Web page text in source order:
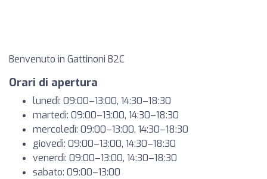
Benvenuto in Gattinoni B2C
Orari di apertura
lunedì: 09:00–13:00, 14:30–18:30
martedì: 09:00–13:00, 14:30–18:30
mercoledì: 09:00–13:00, 14:30–18:30
giovedì: 09:00–13:00, 14:30–18:30
venerdì: 09:00–13:00, 14:30–18:30
sabato: 09:00–13:00